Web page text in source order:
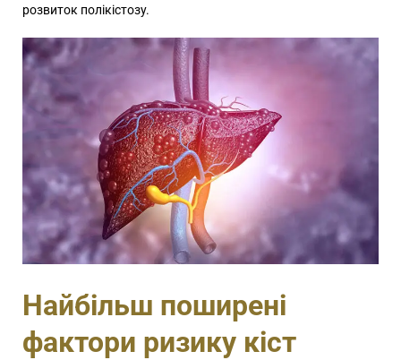
розвиток полікістозу.
Найбільш поширені
фактори ризику кіст